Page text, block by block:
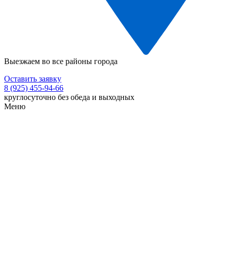
Выезжаем во все районы города
Оставить заявку
8 (925) 455-94-66
круглосуточно без обеда и выходных
Меню